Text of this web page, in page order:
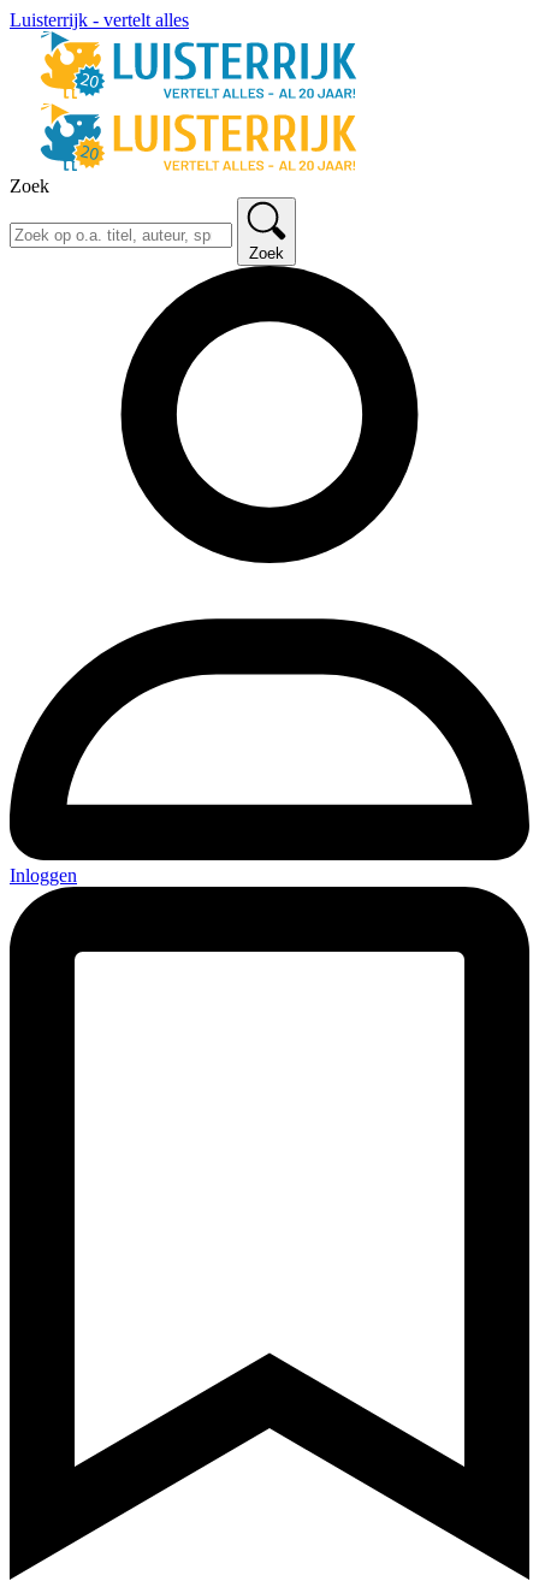
Luisterrijk - vertelt alles
Zoek
Zoek
Inloggen